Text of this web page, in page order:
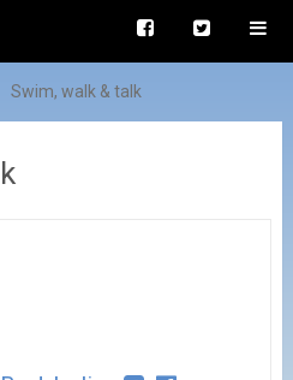
Swim, walk & talk